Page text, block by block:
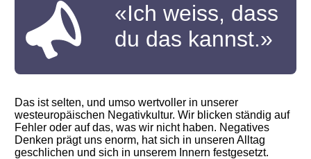
«Ich weiss, dass
du das kannst.»
Das ist selten, und umso wertvoller in unserer
westeuropäischen Negativkultur. Wir blicken ständig auf
Fehler oder auf das, was wir nicht haben. Negatives
Denken prägt uns enorm, hat sich in unseren Alltag
geschlichen und sich in unserem Innern festgesetzt.